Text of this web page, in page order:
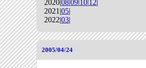
2020|08|09|10|12|
2021|05|
2022|03|
2005/04/24